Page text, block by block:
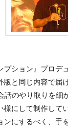
プション』プロ
版と同じ内容で届
話のやり取りを細
様にして制作して
ンにするべく、手